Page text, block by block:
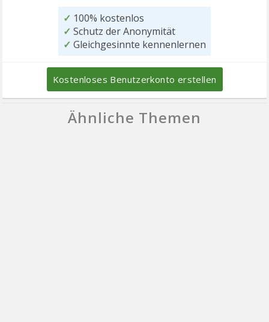
✓ 100% kostenlos
✓ Schutz der Anonymität
✓ Gleichgesinnte kennenlernen
Kostenloses Benutzerkonto erstellen
Ähnliche Themen